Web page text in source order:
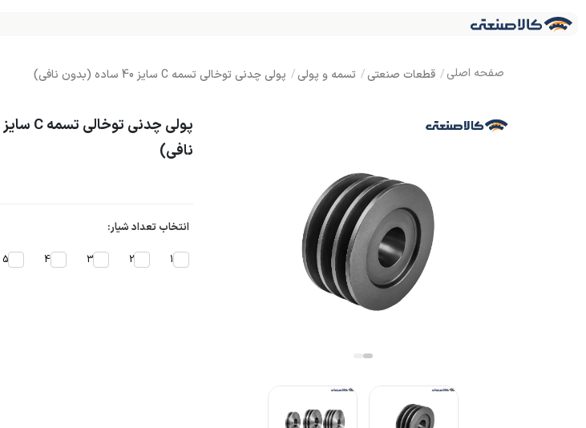
قطعات صنعتی تسمه و پولی پولی چدنی توخالی تسمه C سایز 40 ساده (بدون نافی)
نافی)
انتخاب تعداد شیار:
1
2
3
4
5